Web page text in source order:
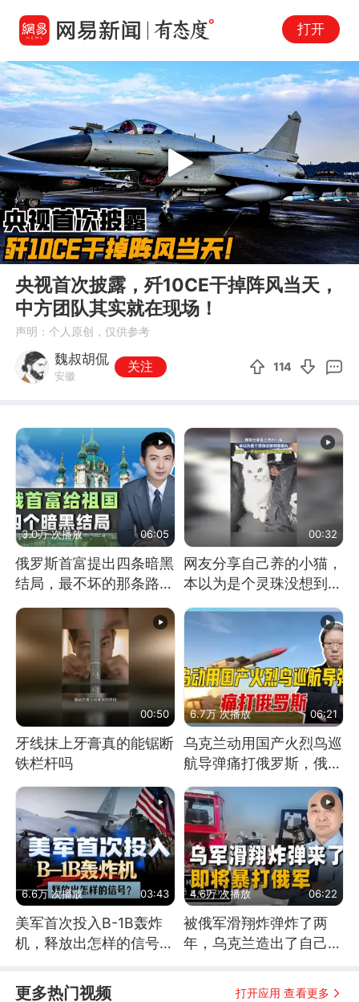
打开
00:00 03:55
Play
央视首次披露，歼10CE干掉阵风当天，
中方团队其实就在现场！
声明：个人原创，仅供参考
魏叔胡侃
安徽
关注 114
3.0万 次播放 06:05
俄罗斯首富提出四条暗黑
结局，最不坏的那条路是
00:32
网友分享自己养的小猫，
本以为是个灵珠没想到是
00:50
牙线抹上牙膏真的能锯断
铁栏杆吗
6.7万 次播放 06:21
乌克兰动用国产火烈鸟巡
航导弹痛打俄罗斯，俄军
为什么没能拦截？
6.6万 次播放 03:43
美军首次投入B-1B轰炸
机，释放出怎样的信号？
4.6万 次播放 06:22
被俄军滑翔炸弹炸了两
年，乌克兰造出了自己
更多热门视频 打开应用 查看更多